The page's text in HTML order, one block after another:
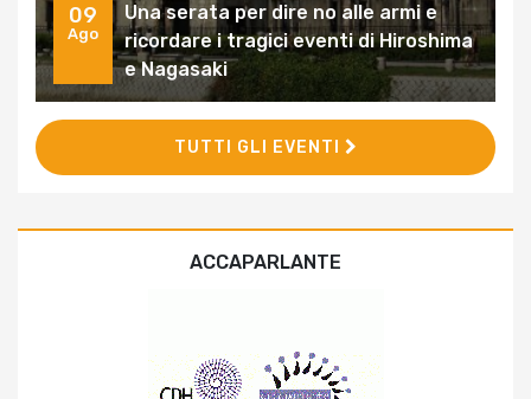
09
Ago
Una serata per dire no alle armi e
ricordare i tragici eventi di Hiroshima
e Nagasaki
TUTTI GLI EVENTI
ACCAPARLANTE